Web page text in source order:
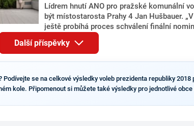
Lídrem hnutí ANO pro pražské komunální
být místostarosta Prahy 4 Jan Hušbauer.
ještě probíhá proces schválení finální
Jana Hušbauera Výborem hnutí ANO,“ uvedl
redakci místopředseda pražského ANO
Benkovič. O Hušbauerovi se spekulovalo
rezignoval po sérii nejasností v
přiznáních a pořizování bytů Ondřej Prokop.
dvou ze tří pražských obvodů do horní
Další příspěvky
se na celkové výsledky voleb prezidenta republiky
kole. Připomenout si můžete také výsledky pro jednotlivé